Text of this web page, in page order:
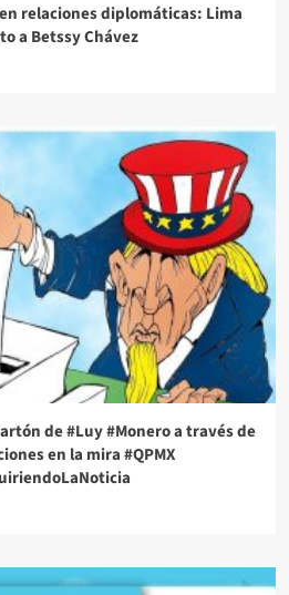
relaciones diplomáticas: Lima
a Betssy Chávez
de #Luy #Monero a través de
en la mira #QPMX